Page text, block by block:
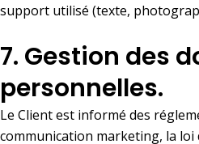
support utilisé (texte,
7. Gestion des
personnelles.
Le Client est informé des
communication marketing, la loi